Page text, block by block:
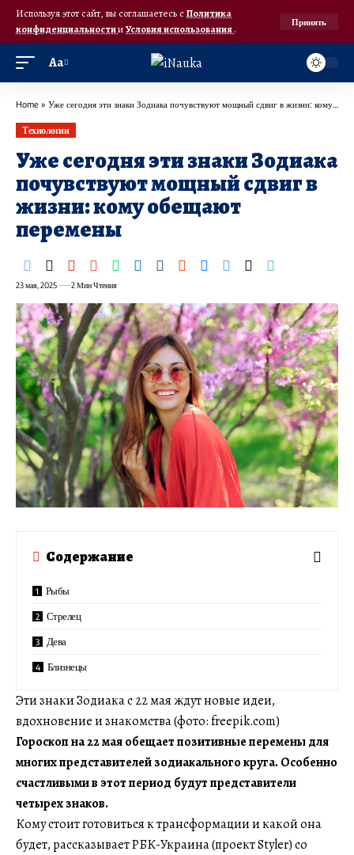
Используя этот сайт, вы соглашаетесь с Политика
конфиденциальностииУсловия использования.
Принять
Аа
Home » Уже сегодня эти знаки Зодиака почувствуют мощный сдвиг в жизни: кому обещают перемены
Технологии
Уже сегодня эти знаки Зодиака
почувствуют мощный сдвиг в
жизни: кому обещают
перемены
23 мая, 2025 2 Мин Чтения
Содержание
Рыбы
Стрелец
Дева
Близнецы
Эти знаки Зодиака с 22 мая ждут новые идеи,
вдохновение и знакомства (фото: freepik.com)
Гороскоп на 22 мая обещает позитивные перемены для
многих представителей зодиакального круга. Особенно
счастливыми в этот период будут представители
четырех знаков.
Кому стоит готовиться к трансформации и какой она
будет, рассказывает РБК-Украина (проект Styler) со